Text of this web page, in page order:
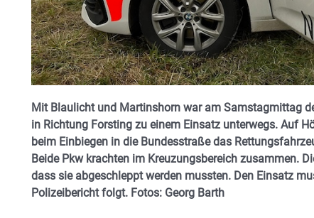
Mit Blaulicht und Martinshorn war am Samstagmittag
in Richtung Forsting zu einem Einsatz unterwegs. Auf
beim Einbiegen in die Bundesstraße das
Beide Pkw krachten im Kreuzungsbereich zusammen.
dass sie abgeschleppt werden mussten. Den Einsatz
Polizeibericht folgt. Fotos: Georg Barth